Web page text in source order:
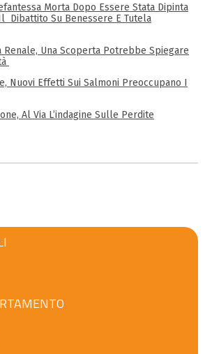
Morta Dopo Essere Stata Dipinta
Dibattito Su Benessere E Tutela
Renale, Una Scoperta Potrebbe Spiegare
Nuovi Effetti Sui Salmoni Preoccupano I
Al Via L’indagine Sulle Perdite